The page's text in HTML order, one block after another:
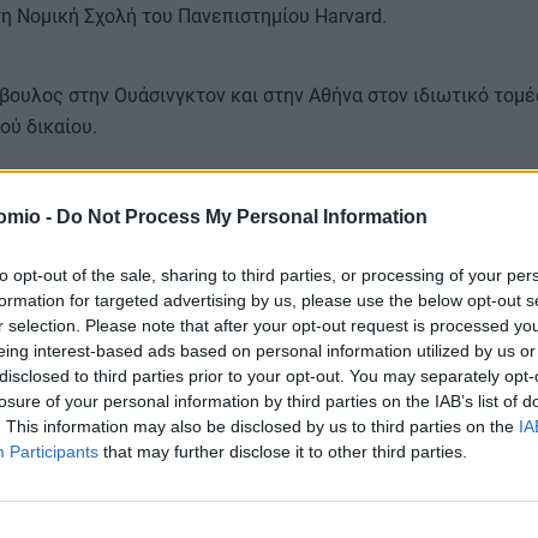
- Do Not Process My Personal Information
opt-out of the sale, sharing to third parties, or processing of your
for targeted advertising by us, please use the below opt-out
selection. Please note that after your opt-out request is processed
interest-based ads based on personal information utilized by us
to third parties prior to your opt-out. You may separately
of your personal information by third parties on the IAB’s list of
This information may also be disclosed by us to third parties on the
Participants that may further disclose it to other third parties.
Νομική Σχολή του Πανεπιστημίου Harvard.
στην Ουάσινγκτον και στην Αθήνα στον ιδιωτικό
δικαίου.
με τους δανειστές του ελληνικού κράτους κατά την
Ευρωπαϊκών Υποθέσεων και Διεθνών Σχέσεων του
Οργάνωσης του Ευρωπαϊκού Λαϊκού Κόμματος (EDS),
Λαϊκού Κόμματος (YEPP) και μέλος του Πολιτικού
στη Νέα Σμύρνη, γιος του Νίκου και της Φανής